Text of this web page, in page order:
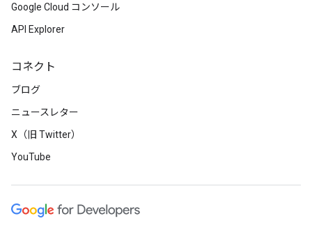
Google Cloud コンソール
API Explorer
コネクト
ブログ
ニュースレター
X（旧 Twitter）
YouTube